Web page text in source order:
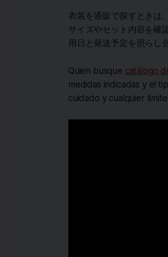
衣装を通販で探すときは
サイズやセット内容を確
用日と発送予定を照らし
Quien busque catálogo
medidas indicadas y el
cuidado y cualquier